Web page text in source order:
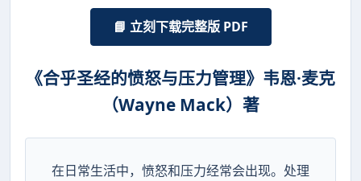
📘 立刻下载完整版 PDF
《合乎圣经的愤怒与压力管理》韦恩·麦克
（Wayne Mack）著
在日常生活中，愤怒和压力经常会出现。处理